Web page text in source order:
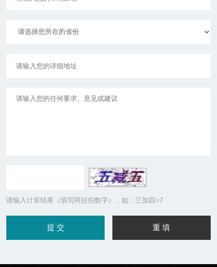
请输入计算结果（填写阿拉伯数字），如：三加四=7